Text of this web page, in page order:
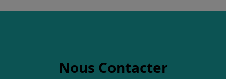
Nous Contacter